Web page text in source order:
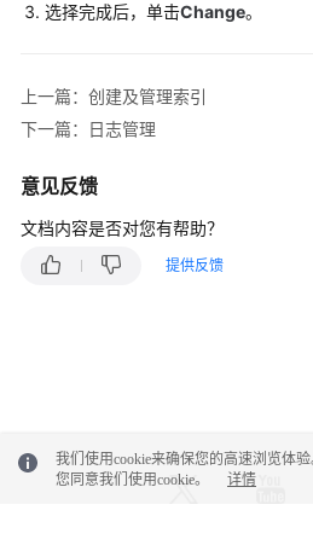
最
践
参
考
SDK
题
选择完成后，单击Change。
上一篇：创建及管理索引
下一篇：日志管理
意见反馈
文档内容是否对您有帮助？
提供反馈
我们使用cookie来确保您的高速浏览体
您同意我们使用cookie。
详情